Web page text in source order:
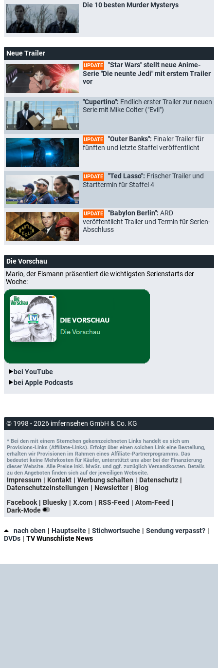
Die 10 besten Murder Mysterys
Neue Trailer
UPDATE
"Star Wars" stellt neue Anime-
Serie "Die neunte Jedi" mit erstem Trailer
vor
"Cupertino": Endlich erster Trailer zur neuen
Serie mit Mike Colter ("Evil")
UPDATE "Outer Banks": Finaler Trailer für
fünften und letzte Staffel veröffentlicht
UPDATE "Ted Lasso": Frischer Trailer und
Starttermin für Staffel 4
UPDATE "Babylon Berlin": ARD
veröffentlicht Trailer und Termin für Serien-
Abschluss
Die Vorschau
Mario, der Eismann präsentiert die wichtigsten Serienstarts der
Woche:
bei YouTube
bei Apple Podcasts
© 1998 - 2026 imfernsehen GmbH & Co. KG
* Bei den mit einem Sternchen gekennzeichneten Links handelt es sich um
Provisions-Links (Affiliate-Links). Erfolgt über einen solchen Link eine Bestellung,
erhalten wir Provisionen im Rahmen eines Affiliate-Partnerprogramms. Das
bedeutet keine Mehrkosten für Käufer, unterstützt uns aber bei der Finanzierung
dieser Website. Alle Preise inkl. MwSt. und ggf. zuzüglich Versandkosten. Details
zu den Angeboten finden sich auf der jeweiligen Webseite.
Impressum Kontakt Werbung schalten
Datenschutz
Datenschutzeinstellungen
Newsletter
Blog
Facebook
Bluesky X.com RSS-Feed
Atom-Feed
Dark-Mode
nach oben Hauptseite Stichwortsuche
Sendung verpasst?
DVDs
TV Wunschliste News